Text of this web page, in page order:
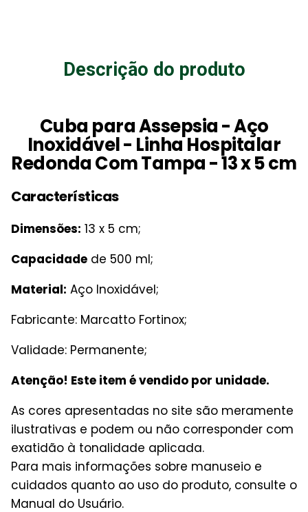
Descrição do produto
Cuba para Assepsia - Aço
Inoxidável - Linha Hospitalar
Redonda Com Tampa - 13 x 5 cm
Características
Dimensões: 13 x 5 cm;
Capacidade de 500 ml;
Material: Aço Inoxidável;
Fabricante: Marcatto Fortinox;
Validade: Permanente;
Atenção! Este item é vendido por unidade.
As cores apresentadas no site são meramente
ilustrativas e podem ou não corresponder com
exatidão à tonalidade aplicada.
Para mais informações sobre manuseio e
cuidados quanto ao uso do produto, consulte o
Manual do Usuário.